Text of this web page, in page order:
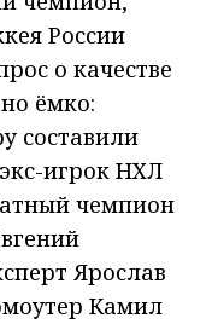
России
о качестве
ёмко:
составили
игрок НХЛ
чемпион
Ярослав
Камил